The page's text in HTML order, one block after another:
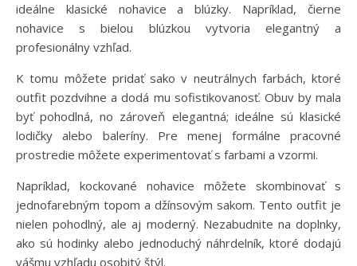
ideálne klasické nohavice a blúzky. Napríklad, čierne
nohavice s bielou blúzkou vytvoria elegantný a
profesionálny vzhľad.
K tomu môžete pridať sako v neutrálnych farbách, ktoré
outfit pozdvihne a dodá mu sofistikovanosť. Obuv by mala
byť pohodlná, no zároveň elegantná; ideálne sú klasické
lodičky alebo baleríny. Pre menej formálne pracovné
prostredie môžete experimentovať s farbami a vzormi.
Napríklad, kockované nohavice môžete skombinovať s
jednofarebným topom a džínsovým sakom. Tento outfit je
nielen pohodlný, ale aj moderný. Nezabudnite na doplnky,
ako sú hodinky alebo jednoduchý náhrdelník, ktoré dodajú
vášmu vzhľadu osobitý štýl.